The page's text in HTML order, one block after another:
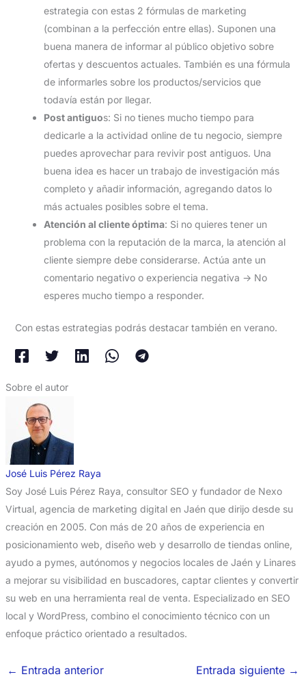
estrategia con estas 2 fórmulas de marketing
(combinan a la perfección entre ellas). Suponen una
buena manera de informar al público objetivo sobre
ofertas y descuentos actuales. También es una fórmula
de informarles sobre los productos/servicios que
todavía están por llegar.
Post antiguos: Si no tienes mucho tiempo para
dedicarle a la actividad online de tu negocio, siempre
puedes aprovechar para revivir post antiguos. Una
buena idea es hacer un trabajo de investigación más
completo y añadir información, agregando datos lo
más actuales posibles sobre el tema.
Atención al cliente óptima: Si no quieres tener un
problema con la reputación de la marca, la atención al
cliente siempre debe considerarse. Actúa ante un
comentario negativo o experiencia negativa -> No
esperes mucho tiempo a responder.
Con estas estrategias podrás destacar también en verano.
Sobre el autor
José Luis Pérez Raya
Soy José Luis Pérez Raya, consultor SEO y fundador de Nexo
Virtual, agencia de marketing digital en Jaén que dirijo desde su
creación en 2005. Con más de 20 años de experiencia en
posicionamiento web, diseño web y desarrollo de tiendas online,
ayudo a pymes, autónomos y negocios locales de Jaén y Linares
a mejorar su visibilidad en buscadores, captar clientes y convertir
su web en una herramienta real de venta. Especializado en SEO
local y WordPress, combino el conocimiento técnico con un
enfoque práctico orientado a resultados.
← Entrada anterior Entrada siguiente →